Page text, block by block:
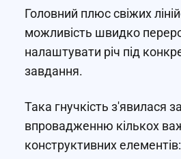
Головний плюс свіжих
можливість швидко
налаштувати річ під
завдання.
Така гнучкість з'явилася
впровадженню кількох
конструктивних елементів: